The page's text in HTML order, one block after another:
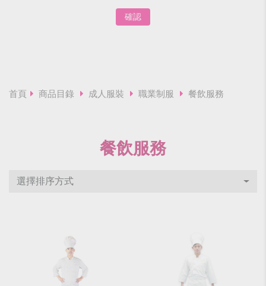
確認
首頁 商品目錄 成人服裝 職業制服 餐飲服務
餐飲服務
選擇排序方式